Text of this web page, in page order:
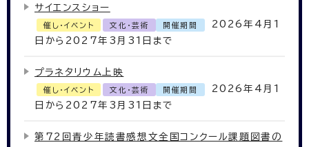
サイエンスショー
催し・イベント 文化・芸術 開催期間
2026年4月1
日から2027年3月31日まで
プラネタリウム上映
催し・イベント 文化・芸術 開催期間
2026年4月1
日から2027年3月31日まで
第72回青少年読書感想文全国コンクール課題図書の